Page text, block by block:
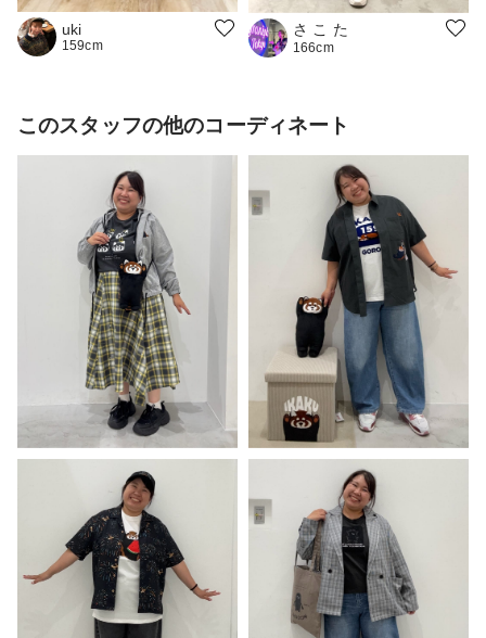
uki
159cm
さ こ た
166cm
このスタッフの他のコーディネート